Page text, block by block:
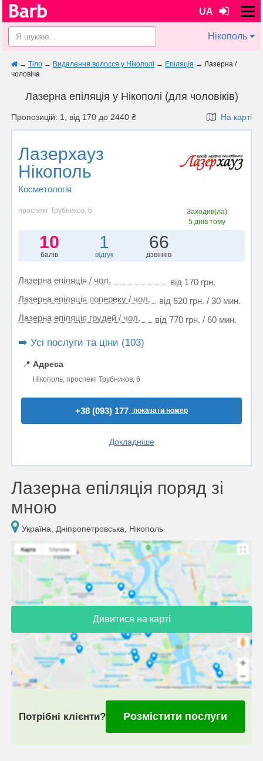
UA
Нікополь
→ Тіло → Видалення волосся у Нікополі → Епіляція → Лазерна /
чоловіча
Лазерна епіляція у Нікополі (для чоловіків)
Пропозицій: 1, від 170 до 2440 ₴ На карті
Лазерхауз
Нікополь
Косметологія
проспект Трубников, 6
Заходив(ла)
5 днів тому
10
балів
1
відгук
66
дзвінків
Лазерна епіляція / чол.
від 170 грн.
Лазерна епіляція попереку / чол.
від 620 грн. / 30 мин.
Лазерна епіляція грудей / чол.
від 770 грн. / 60 мин.
➡️ Усі послуги та ціни (103)
📍 Адреса
Нікополь, проспект Трубников, 6
+38 (093) 177..показати номер
Докладніше
Лазерна епіляція поряд зі
мною
Україна, Дніпропетровська, Нікополь
Дивитися на карті
Потрібні клієнти? Розмістити послуги